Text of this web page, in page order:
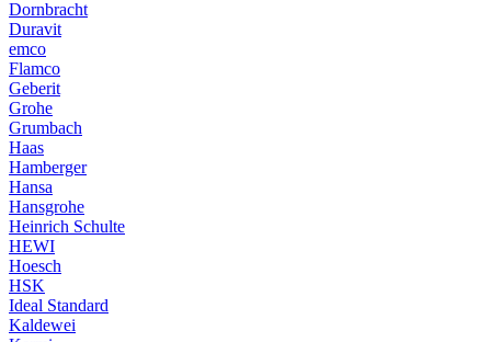
Dornbracht
Duravit
emco
Flamco
Geberit
Grohe
Grumbach
Haas
Hamberger
Hansa
Hansgrohe
Heinrich Schulte
HEWI
Hoesch
HSK
Ideal Standard
Kaldewei